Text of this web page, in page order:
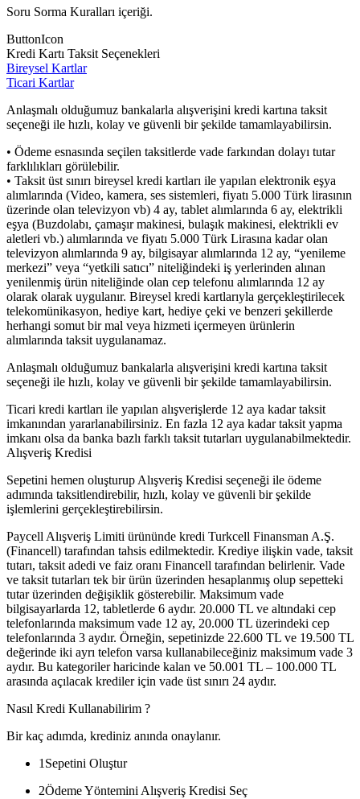
Soru Sorma Kuralları içeriği.
ButtonIcon
Kredi Kartı Taksit Seçenekleri
Bireysel Kartlar
Ticari Kartlar
Anlaşmalı olduğumuz bankalarla alışverişini kredi kartına taksit
seçeneği ile hızlı, kolay ve güvenli bir şekilde tamamlayabilirsin.
• Ödeme esnasında seçilen taksitlerde vade farkından dolayı tutar
farklılıkları görülebilir.
• Taksit üst sınırı bireysel kredi kartları ile yapılan elektronik eşya
alımlarında (Video, kamera, ses sistemleri, fiyatı 5.000 Türk lirasının
üzerinde olan televizyon vb) 4 ay, tablet alımlarında 6 ay, elektrikli
eşya (Buzdolabı, çamaşır makinesi, bulaşık makinesi, elektrikli ev
aletleri vb.) alımlarında ve fiyatı 5.000 Türk Lirasına kadar olan
televizyon alımlarında 9 ay, bilgisayar alımlarında 12 ay, “yenileme
merkezi” veya “yetkili satıcı” niteliğindeki iş yerlerinden alınan
yenilenmiş ürün niteliğinde olan cep telefonu alımlarında 12 ay
olarak olarak uygulanır. Bireysel kredi kartlarıyla gerçekleştirilecek
telekomünikasyon, hediye kart, hediye çeki ve benzeri şekillerde
herhangi somut bir mal veya hizmeti içermeyen ürünlerin
alımlarında taksit uygulanamaz.
Anlaşmalı olduğumuz bankalarla alışverişini kredi kartına taksit
seçeneği ile hızlı, kolay ve güvenli bir şekilde tamamlayabilirsin.
Ticari kredi kartları ile yapılan alışverişlerde 12 aya kadar taksit
imkanından yararlanabilirsiniz. En fazla 12 aya kadar taksit yapma
imkanı olsa da banka bazlı farklı taksit tutarları uygulanabilmektedir.
Alışveriş Kredisi
Sepetini hemen oluşturup Alışveriş Kredisi seçeneği ile ödeme
adımında taksitlendirebilir, hızlı, kolay ve güvenli bir şekilde
işlemlerini gerçekleştirebilirsin.
Paycell Alışveriş Limiti ürününde kredi Turkcell Finansman A.Ş.
(Financell) tarafından tahsis edilmektedir. Krediye ilişkin vade, taksit
tutarı, taksit adedi ve faiz oranı Financell tarafından belirlenir. Vade
ve taksit tutarları tek bir ürün üzerinden hesaplanmış olup sepetteki
tutar üzerinden değişiklik gösterebilir. Maksimum vade
bilgisayarlarda 12, tabletlerde 6 aydır. 20.000 TL ve altındaki cep
telefonlarında maksimum vade 12 ay, 20.000 TL üzerindeki cep
telefonlarında 3 aydır. Örneğin, sepetinizde 22.600 TL ve 19.500 TL
değerinde iki ayrı telefon varsa kullanabileceğiniz maksimum vade 3
aydır. Bu kategoriler haricinde kalan ve 50.001 TL – 100.000 TL
arasında açılacak krediler için vade üst sınırı 24 aydır.
Nasıl Kredi Kullanabilirim ?
Bir kaç adımda, krediniz anında onaylanır.
1 Sepetini Oluştur
2Ödeme Yöntemini Alışveriş Kredisi Seç